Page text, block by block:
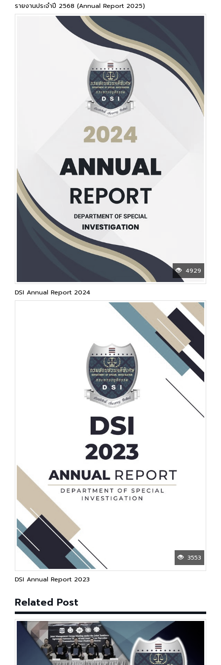
รายงานประจำปี 2568 (Annual Report 2025)
4929
DSI Annual Report 2024
3553
DSI Annual Report 2023
Related Post